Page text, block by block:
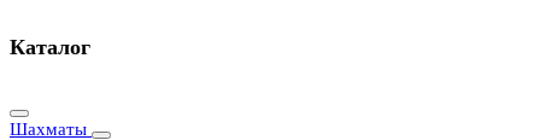
Каталог
Шахматы